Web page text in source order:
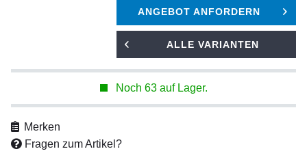
ANGEBOT ANFORDERN
ALLE VARIANTEN
Noch 63 auf Lager.
Merken
Fragen zum Artikel?